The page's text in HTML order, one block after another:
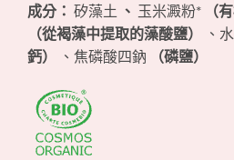
成分： 矽藻土 、 玉米澱粉* （
（從褐藻中提取的藻酸鹽）
、
鈣）
、焦磷酸四鈉 （磷鹽）